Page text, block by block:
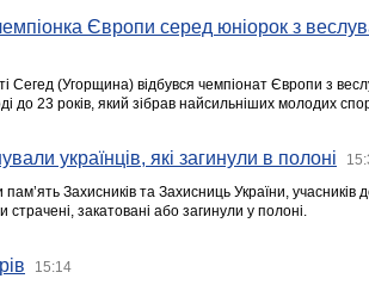
Європи серед юніорок з
Сегед (Угорщина) відбувся чемпіонат Європи з
до 23 років, який зібрав найсильніших молодих
українців, які загинули в полоні
пам’ять Захисників та Захисниць України,
страчені, закатовані або загинули у полоні.
15:14